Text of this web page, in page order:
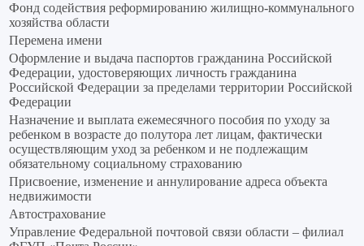
Фонд содействия реформированию жилищно-коммунального
хозяйства области
Перемена имени
Оформление и выдача паспортов гражданина Российской
Федерации, удостоверяющих личность гражданина
Российской Федерации за пределами территории Российской
Федерации
Назначение и выплата ежемесячного пособия по уходу за
ребенком в возрасте до полутора лет лицам, фактически
осуществляющим уход за ребенком и не подлежащим
обязательному социальному страхованию
Присвоение, изменение и аннулирование адреса объекта
недвижимости
Автострахование
Управление Федеральной почтовой связи области – филиал